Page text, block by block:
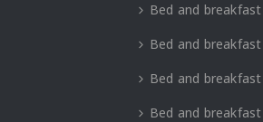
Bed and
Bed and
Bed and
Bed and